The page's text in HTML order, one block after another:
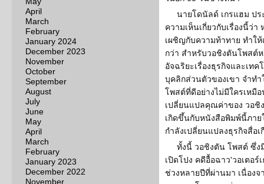
April
March
February
January 2024
December 2023
November
October
September
August
July
June
May
April
March
February
January 2023
December 2022
November
นายโดนัลด์ เกรแฮม ป
ความเห็นเกี่ยวกับเรื่องนี้ว่
เผชิญกับความท้าทาย ทำให้
กว่า สำหรับวอชิงตันโพสต์
อัจฉริยะเรื่องธุรกิจและเท
บุคลิกส่วนตัวของเขา จำทำ
โพสต์ที่ดีอย่างไม่มีใครเหมื
เปลี่ยนแปลคุณค่าของ วอชิ
เกิดขึ้นกับหนังสือพิมพ์นี้ภา
กำลังเปลี่ยนแปลงธุรกิจสื่อ
ทั้งนี้ วอชิงตัน โพสต์ ซึ่ง
เปิดโปง คดีอื้อฉาว'วอเตอ
ช่วงหลายปีที่ผ่านมา เนื่องจ